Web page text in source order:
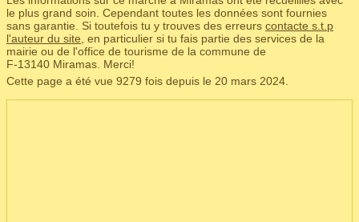
le plus grand soin. Cependant toutes les données sont fournies
sans garantie. Si toutefois tu y trouves des erreurs contacte s.t.p
l'auteur du site , en particulier si tu fais partie des services de la
mairie ou de l'office de tourisme de la commune de
F‑13140 Miramas. Merci!
Cette page a été vue 9279 fois depuis le 20 mars 2024.